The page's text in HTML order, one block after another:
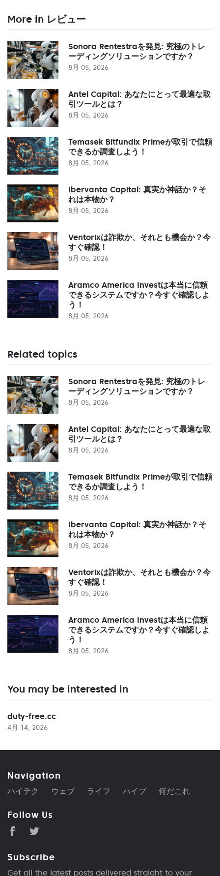
More in レビュー
Sonora Rentestraを発見: 究極のトレ
ーディングソリューションですか？
8月 05, 2026
Antel Capital: あなたにとって最適な取
引ツールとは？
8月 05, 2026
Temasek Bitfundix Primeが取引で信頼
できるか調査しよう！
8月 05, 2026
Ibervanta Capital: 真実か神話か？そ
れは本物か？
8月 05, 2026
Ventorixは詐欺か、それとも機会か？今
すぐ確認！
8月 05, 2026
Aramco America Investは本当に信頼
できるシステムですか？今すぐ確認しよ
う！
8月 05, 2026
Related topics
Sonora Rentestraを発見: 究極のトレ
ーディングソリューションですか？
8月 05, 2026
Antel Capital: あなたにとって最適な取
引ツールとは？
8月 05, 2026
Temasek Bitfundix Primeが取引で信頼
できるか調査しよう！
8月 05, 2026
Ibervanta Capital: 真実か神話か？そ
れは本物か？
8月 05, 2026
Ventorixは詐欺か、それとも機会か？今
すぐ確認！
8月 05, 2026
Aramco America Investは本当に信頼
できるシステムですか？今すぐ確認しよ
う！
8月 05, 2026
You may be interested in
duty-free.cc
4月 14, 2026
Navigation
ハイテク ウェブ ライフ ハイプ 何だこれ
Follow Us
Subscribe
Get all the latest posts delivered straight to your